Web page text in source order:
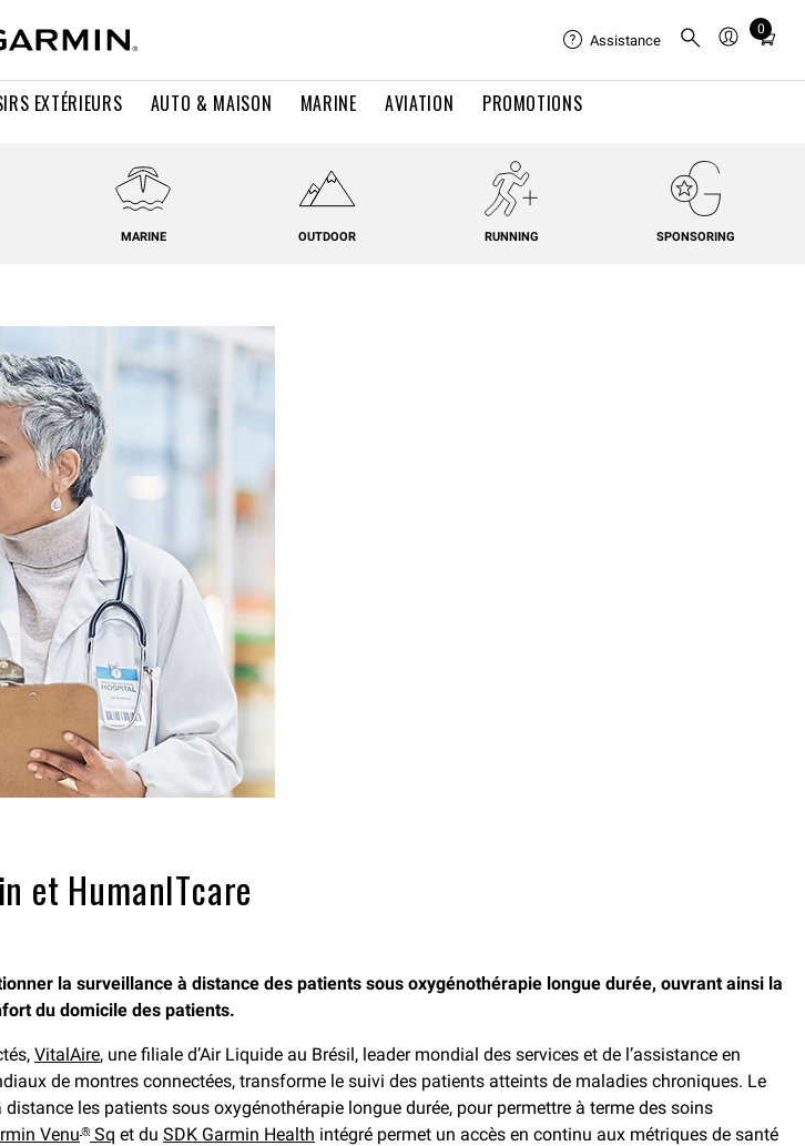
EXTÉRIEURS AUTO & MAISON MARINE AVIATION PROMOTIONS
Assistance
0
Total
in
MARINE OUTDOOR RUNNING SPONSORING
et HumanITcare
la surveillance à distance des patients sous oxygénothérapie longue durée, ouvrant ainsi la
du domicile des patients.
VitalAire, une filiale d’Air Liquide au Brésil, leader mondial des services et de l’assistance en
de montres connectées, transforme le suivi des patients atteints de maladies chroniques. Le
les patients sous oxygénothérapie longue durée, pour permettre à terme des soins
Venu ® Sq et du SDK Garmin Health intégré permet un accès en continu aux métriques de santé